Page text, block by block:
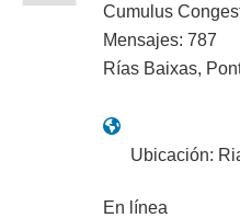
Cumulus
Mensajes: 787
Rías Baixas,
Ubicación:
En línea